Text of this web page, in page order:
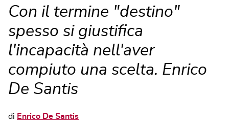
Con il termine "destino"
spesso si giustifica
l'incapacità nell'aver
compiuto una scelta. Enrico
De Santis
di Enrico De Santis